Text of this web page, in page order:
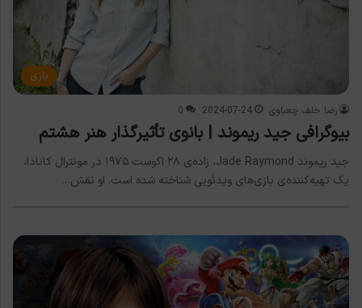
بازی
رضا خلف چعباوی 2024-07-24
0
بیوگرافی جید ریموند | بانوی تأثیرگذار هنر هشتم
جید ریموند Jade Raymond، زاده‌ی ۲۸ اگوست ۱۹۷۵ در مونترال کانادا،
یک تهیه‌کننده‌ی بازی‌های ویدئویی شناخته شده است. او نقش…